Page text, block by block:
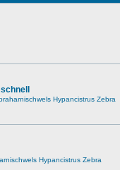
Hypancistrus Zebra
Hypancistrus Zebra